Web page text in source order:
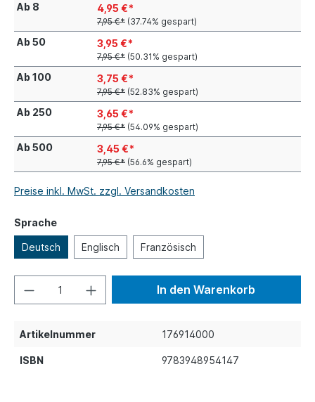
Ab 8 4,95 €*
7,95 €* (37.74% gespart)
Ab50 3,95 €*
7,95 €* (50.31% gespart)
Ab100 3,75 €*
7,95 €* (52.83% gespart)
Ab 250 3,65 €*
7,95 €* (54.09% gespart)
Ab500 3,45 €*
7,95 €* (56.6% gespart)
Preise inkl. MwSt. zzgl. Versandkosten
Sprache
Deutsch Englisch Französisch
In den Warenkorb
Artikelnummer 176914000
ISBN 9783948954147